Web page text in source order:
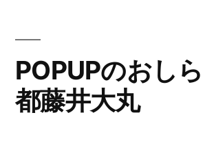
POPUPのおし
都藤井大丸